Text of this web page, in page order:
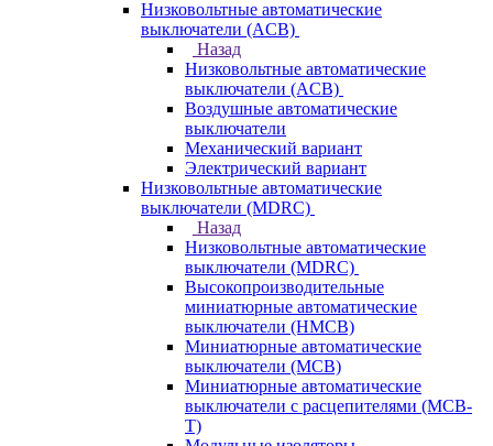
Низковольтные автоматические
выключатели (ACB)
Назад
Низковольтные автоматические
выключатели (ACB)
Воздушные автоматические
выключатели
Механический вариант
Электрический вариант
Низковольтные автоматические
выключатели (MDRC)
Назад
Низковольтные автоматические
выключатели (MDRC)
Высокопроизводительные
миниатюрные автоматические
выключатели (HMCB)
Миниатюрные автоматические
выключатели (MCB)
Миниатюрные автоматические
выключатели с расцепителями (MCB-
T)